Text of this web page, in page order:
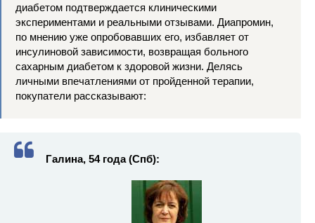
диабетом подтверждается клиническими
экспериментами и реальными отзывами. Диапромин,
по мнению уже опробовавших его, избавляет от
инсулиновой зависимости, возвращая больного
сахарным диабетом к здоровой жизни. Делясь
личными впечатлениями от пройденной терапии,
покупатели рассказывают:
Галина, 54 года (Спб):